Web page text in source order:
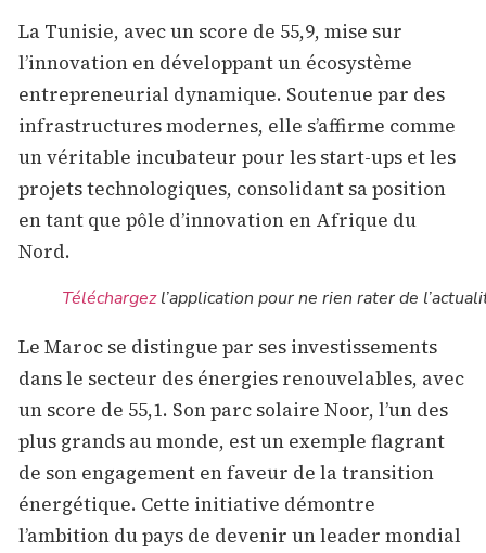
La Tunisie, avec un score de 55,9, mise sur
l’innovation en développant un écosystème
entrepreneurial dynamique. Soutenue par des
infrastructures modernes, elle s’affirme comme
un véritable incubateur pour les start-ups et les
projets technologiques, consolidant sa position
en tant que pôle d’innovation en Afrique du
Nord.
Téléchargezl’application pour ne rien rater de
Le Maroc se distingue par ses investissements
dans le secteur des énergies renouvelables, avec
un score de 55,1. Son parc solaire Noor, l’un des
plus grands au monde, est un exemple flagrant
de son engagement en faveur de la transition
énergétique. Cette initiative démontre
l’ambition du pays de devenir un leader mondial